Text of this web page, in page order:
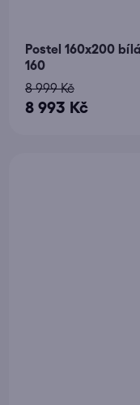
Postel 160x200
160
8 993 Kč
8 999 Kč